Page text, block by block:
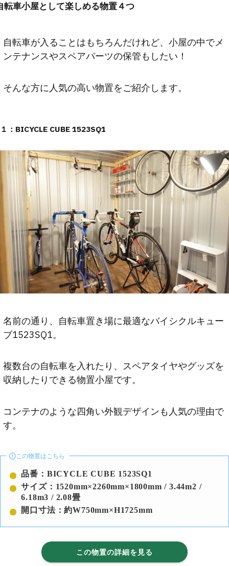
転車小屋として楽しめる物置４つ
自転車が入ることはもちろんだけれど、小屋の中でメ
ンテナンスやスペアパーツの保管もしたい！
そんな方に人気の高い物置をご紹介します。
１：BICYCLE CUBE 1523SQ1
名前の通り、自転車置き場に最適なバイシクルキュー
ブ1523SQ1。
複数台の自転車を入れたり、スペアタイヤやグッズを
収納したりできる物置小屋です。
コンテナのような四角い外観デザインも人気の理由で
す。
この物置はこちら
品番：BICYCLE CUBE 1523SQ1
サイズ：1520mm×2260mm×1800mm / 3.44m2 /
6.18m3 / 2.08畳
開口寸法：約W750mm×H1725mm
この物置の詳細を見る